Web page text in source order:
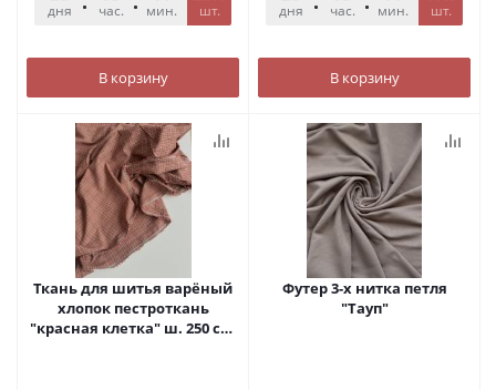
дня час. мин. сек.
шт.
В корзину
дня час. мин. сек.
шт.
В корзину
Ткань для шитья варёный
хлопок пестроткань
"красная клетка" ш. 250 см.
Футер 3-х нитка петля
"Тауп"